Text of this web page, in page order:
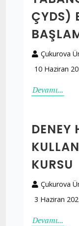
ÇYDS)
Çukurova
10 Haziran
Devamı...
DENEY
KURSU
Çukurova
3 Haziran
Devamı...